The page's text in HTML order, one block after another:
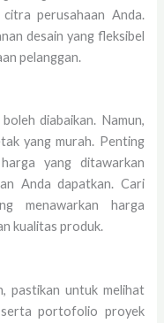
perusahaan Anda.
desain yang fleksibel
pelanggan.
diabaikan. Namun,
yang murah. Penting
yang ditawarkan
Anda dapatkan. Cari
menawarkan harga
kualitas produk.
pastikan untuk melihat
serta portofolio proyek